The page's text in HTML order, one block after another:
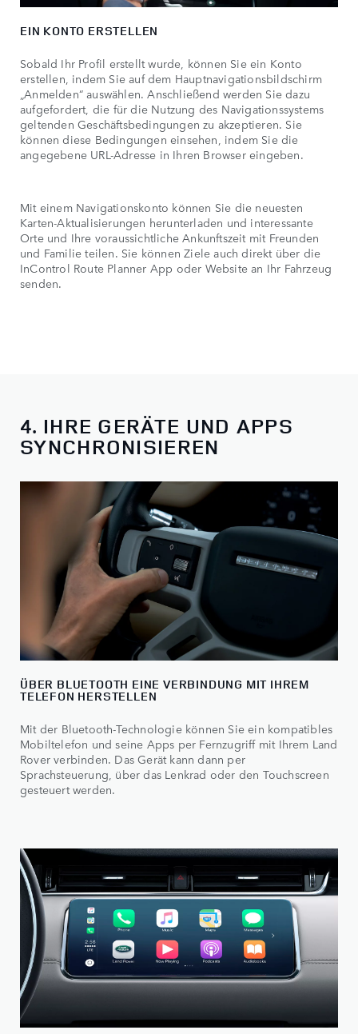
EIN KONTO ERSTELLEN
Sobald Ihr Profil erstellt wurde, können Sie ein Konto
erstellen, indem Sie auf dem Hauptnavigationsbildschirm
„Anmelden“ auswählen. Anschließend werden Sie dazu
aufgefordert, die für die Nutzung des Navigationssystems
geltenden Geschäftsbedingungen zu akzeptieren. Sie
können diese Bedingungen einsehen, indem Sie die
angegebene URL-Adresse in Ihren Browser eingeben.
Mit einem Navigationskonto können Sie die neuesten
Karten-Aktualisierungen herunterladen und interessante
Orte und Ihre voraussichtliche Ankunftszeit mit Freunden
und Familie teilen. Sie können Ziele auch direkt über die
InControl Route Planner App oder Website an Ihr Fahrzeug
senden.
4. IHRE GERÄTE UND APPS
SYNCHRONISIEREN
ÜBER BLUETOOTH EINE VERBINDUNG MIT IHREM
TELEFON HERSTELLEN
Mit der Bluetooth-Technologie können Sie ein kompatibles
Mobiltelefon und seine Apps per Fernzugriff mit Ihrem Land
Rover verbinden. Das Gerät kann dann per
Sprachsteuerung, über das Lenkrad oder den Touchscreen
gesteuert werden.